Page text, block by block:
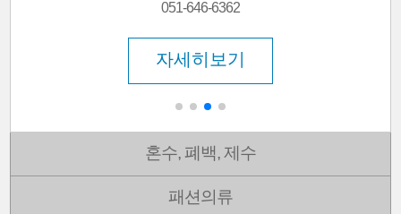
051-646-6362
자세히보기
혼수, 폐백, 제수
패션의류